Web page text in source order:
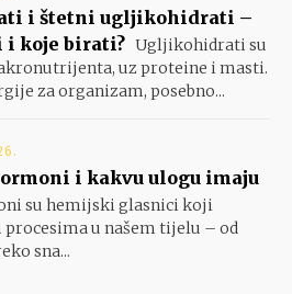
i štetni ugljikohidrati –
koje birati? Ugljikohidrati su
uz proteine i masti.
za organizam, posebno...
i kakvu ulogu imaju
su hemijski glasnici koji
u našem tijelu – od
sna...